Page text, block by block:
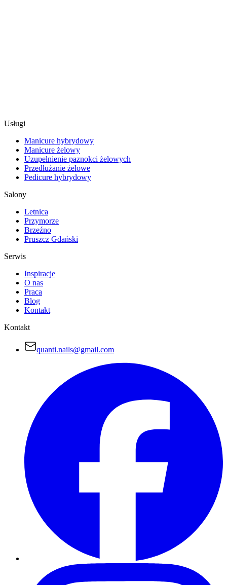
Usługi
Manicure hybrydowy
Manicure żelowy
Uzupełnienie paznokci żelowych
Przedłużanie żelowe
Pedicure hybrydowy
Salony
Letnica
Przymorze
Brzeźno
Pruszcz Gdański
Serwis
Inspiracje
O nas
Praca
Blog
Kontakt
Kontakt
quanti.nails@gmail.com